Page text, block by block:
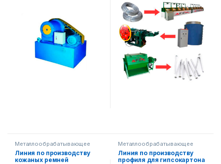
Металлообрабатывающее
оборудование
оборудование
Линия по производству
кожаных ремней
Металлообрабатывающее
оборудование Строительное
оборудование,Готовые
производственные линии
Линия по производству
профиля для гипсокартона